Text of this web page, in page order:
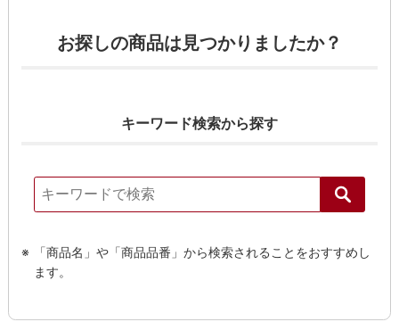
お探しの商品は見つかりましたか？
キーワード検索から探す
「商品名」や「商品品番」から検索されることをおすすめし
ます。